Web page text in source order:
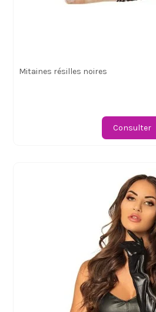
Mitaines résilles noires
Consulter